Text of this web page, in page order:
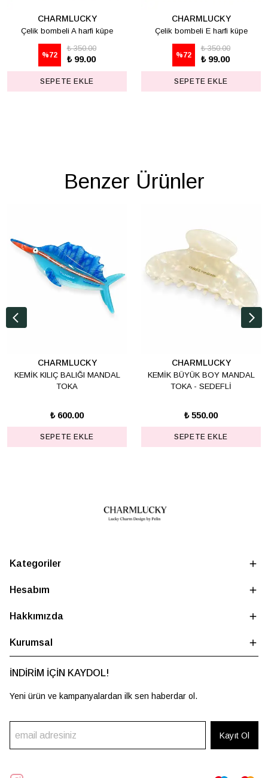
CHARMLUCKY
Çelik bombeli A harfi küpe
%72
₺ 350.00
₺ 99.00
SEPETE EKLE
CHARMLUCKY
Çelik bombeli E harfi küpe
%72
₺ 350.00
₺ 99.00
SEPETE EKLE
Benzer Ürünler
CHARMLUCKY
KEMİK KILIÇ BALIĞI MANDAL
TOKA
₺ 600.00
SEPETE EKLE
CHARMLUCKY
KEMİK BÜYÜK BOY MANDAL
TOKA - SEDEFLİ
₺ 550.00
SEPETE EKLE
Kategoriler
Hesabım
Hakkımızda
Kurumsal
İNDİRİM İÇİN KAYDOL!
Yeni ürün ve kampanyalardan ilk sen haberdar ol.
Kayıt Ol